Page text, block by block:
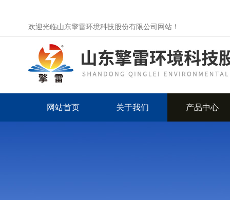
欢迎光临山东擎雷环境科技股份有限公司网站！
网站首页 关于我们 产品中心